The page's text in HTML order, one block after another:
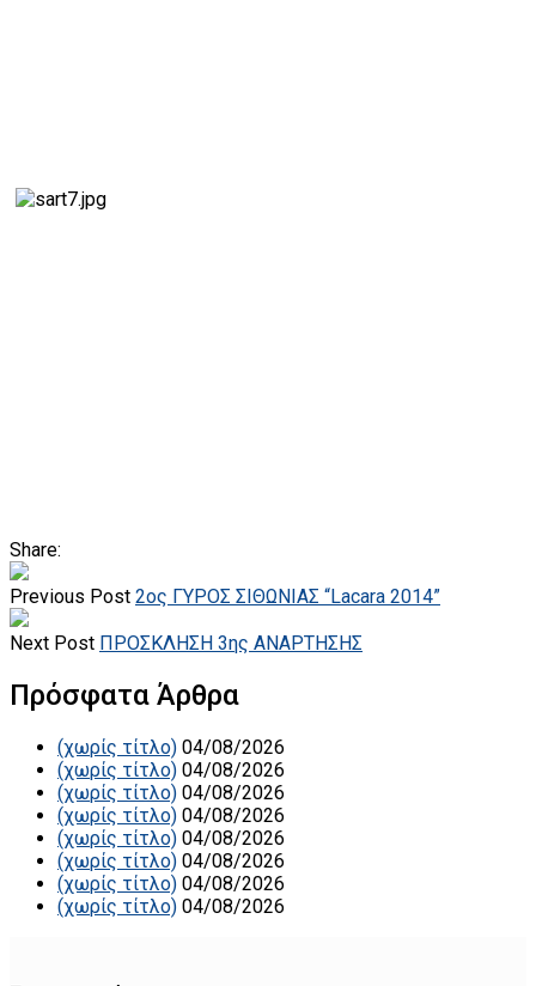
Share:
Previous Post 2ος ΓΥΡΟΣ ΣΙΘΩΝΙΑΣ “Lacara 2014”
Next Post ΠΡΟΣΚΛΗΣΗ 3ης ΑΝΑΡΤΗΣΗΣ
Πρόσφατα Άρθρα
(χωρίς τίτλο) 04/08/2026
(χωρίς τίτλο) 04/08/2026
(χωρίς τίτλο) 04/08/2026
(χωρίς τίτλο) 04/08/2026
(χωρίς τίτλο) 04/08/2026
(χωρίς τίτλο) 04/08/2026
(χωρίς τίτλο) 04/08/2026
(χωρίς τίτλο) 04/08/2026